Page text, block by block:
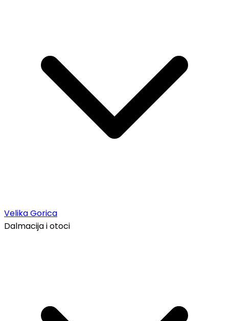
Velika Gorica
Dalmacija i otoci